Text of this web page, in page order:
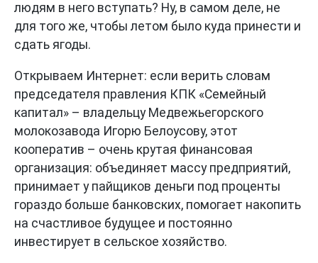
людям в него вступать? Ну, в самом деле, не
для того же, чтобы летом было куда принести и
сдать ягоды.
Открываем Интернет: если верить словам
председателя правления КПК «Семейный
капитал» – владельцу Медвежьегорского
молокозавода Игорю Белоусову, этот
кооператив – очень крутая финансовая
организация: объединяет массу предприятий,
принимает у пайщиков деньги под проценты
гораздо больше банковских, помогает накопить
на счастливое будущее и постоянно
инвестирует в сельское хозяйство.